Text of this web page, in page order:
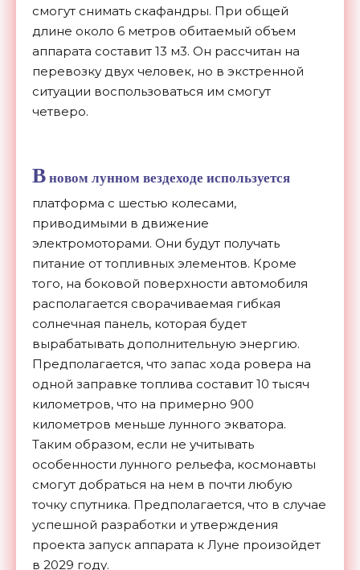
смогут снимать скафандры. При общей
длине около 6 метров обитаемый объем
аппарата составит 13 м3. Он рассчитан на
перевозку двух человек, но в экстренной
ситуации воспользоваться им смогут
четверо.
Вновом лунном вездеходе используется
платформа с шестью колесами,
приводимыми в движение
электромоторами. Они будут получать
питание от топливных элементов. Кроме
того, на боковой поверхности автомобиля
располагается сворачиваемая гибкая
солнечная панель, которая будет
вырабатывать дополнительную энергию.
Предполагается, что запас хода ровера на
одной заправке топлива составит 10 тысяч
километров, что на примерно 900
километров меньше лунного экватора.
Таким образом, если не учитывать
особенности лунного рельефа, космонавты
смогут добраться на нем в почти любую
точку спутника. Предполагается, что в случае
успешной разработки и утверждения
проекта запуск аппарата к Луне произойдет
в 2029 году.